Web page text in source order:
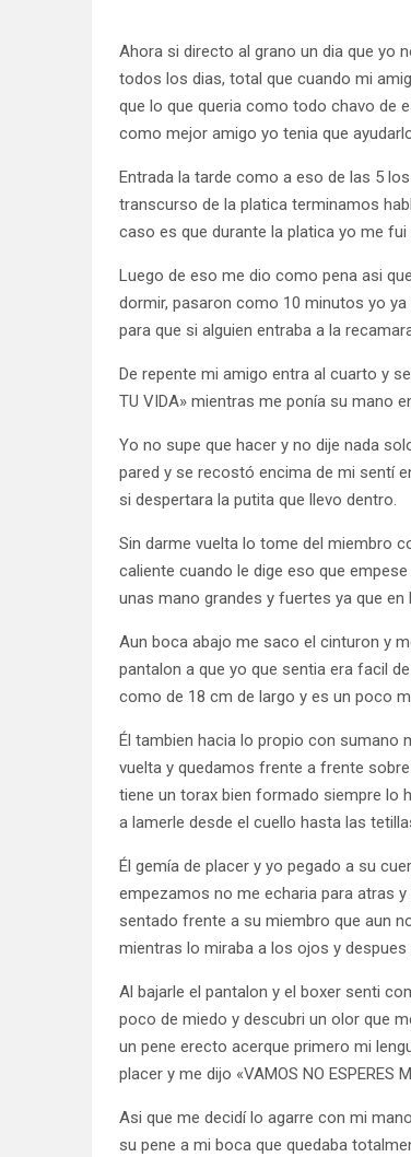
Ahora si directo al grano un dia que yo
todos los dias, total que cuando mi
que lo que queria como todo chavo de
como mejor amigo yo tenia que
Entrada la tarde como a eso de las 5
transcurso de la platica terminamos
caso es que durante la platica yo me
Luego de eso me dio como pena asi
dormir, pasaron como 10 minutos yo
para que si alguien entraba a la
De repente mi amigo entra al cuarto y se
TU VIDA» mientras me ponía su mano
Yo no supe que hacer y no dije nada
pared y se recostó encima de mi sentí
si despertara la putita que llevo dentro.
Sin darme vuelta lo tome del miembro
caliente cuando le dige eso que
unas mano grandes y fuertes ya que
Aun boca abajo me saco el cinturon y
pantalon a que yo que sentia era facil
como de 18 cm de largo y es un poco
Él tambien hacia lo propio con sumano
vuelta y quedamos frente a frente
tiene un torax bien formado siempre lo
a lamerle desde el cuello hasta las
Él gemía de placer y yo pegado a su
empezamos no me echaria para atras
sentado frente a su miembro que aun
mientras lo miraba a los ojos y despues
Al bajarle el pantalon y el boxer senti
poco de miedo y descubri un olor que
un pene erecto acerque primero mi
placer y me dijo «VAMOS NO ESPERES
Asi que me decidí lo agarre con mi
su pene a mi boca que quedaba